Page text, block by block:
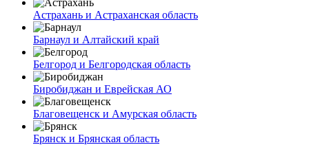
Астрахань и Астраханская область
Барнаул и Алтайский край
Белгород и Белгородская область
Биробиджан и Еврейская АО
Благовещенск и Амурская область
Брянск и Брянская область